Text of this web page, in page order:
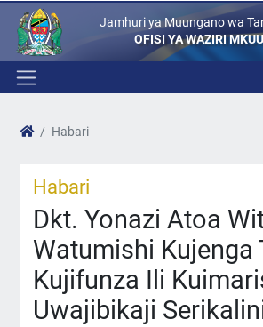
Jamhuri ya Muungano wa
OFISI YA WAZIRI MKUU
Habari
Habari
Dkt. Yonazi Atoa
Watumishi Kujenga
Kujifunza Ili
Uwajibikaji